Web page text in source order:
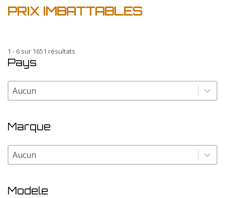
PRIX IMBATTABLES
1 - 6 sur 1651 résultats
Pays
Pays
Pays
Marque
Marque
Marque
Modele